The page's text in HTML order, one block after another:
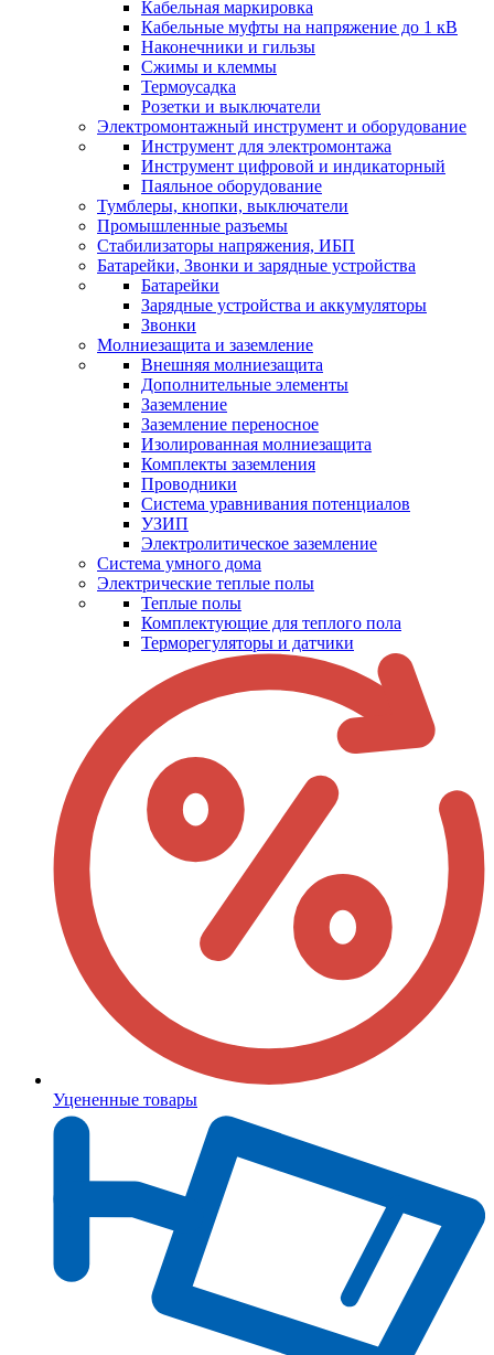
Кабельная маркировка
Кабельные муфты на напряжение до 1 кВ
Наконечники и гильзы
Сжимы и клеммы
Термоусадка
Розетки и выключатели
Электромонтажный инструмент и оборудование
Инструмент для электромонтажа
Инструмент цифровой и индикаторный
Паяльное оборудование
Тумблеры, кнопки, выключатели
Промышленные разъемы
Стабилизаторы напряжения, ИБП
Батарейки, Звонки и зарядные устройства
Батарейки
Зарядные устройства и аккумуляторы
Звонки
Молниезащита и заземление
Внешняя молниезащита
Дополнительные элементы
Заземление
Заземление переносное
Изолированная молниезащита
Комплекты заземления
Проводники
Система уравнивания потенциалов
УЗИП
Электролитическое заземление
Система умного дома
Электрические теплые полы
Теплые полы
Комплектующие для теплого пола
Терморегуляторы и датчики
Уцененные товары